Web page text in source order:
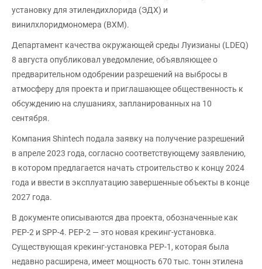
установку для этилендихлорида (ЭДХ) и
винилхлоридмономера (ВХМ).
Департамент качества окружающей среды Луизианы (LDEQ)
8 августа опубликовал уведомление, объявляющее о
предварительном одобрении разрешений на выбросы в
атмосферу для проекта и приглашающее общественность к
обсуждению на слушаниях, запланированных на 10
сентября.
Компания Shintech подала заявку на получение разрешений
в апреле 2023 года, согласно соответствующему заявлению,
в котором предлагается начать строительство к концу 2024
года и ввести в эксплуатацию завершенные объекты в конце
2027 года.
В документе описываются два проекта, обозначенные как
PEP-2 и SPP-4. PEP-2 — это новая крекинг-установка.
Существующая крекинг-установка PEP-1, которая была
недавно расширена, имеет мощность 670 тыс. тонн этилена